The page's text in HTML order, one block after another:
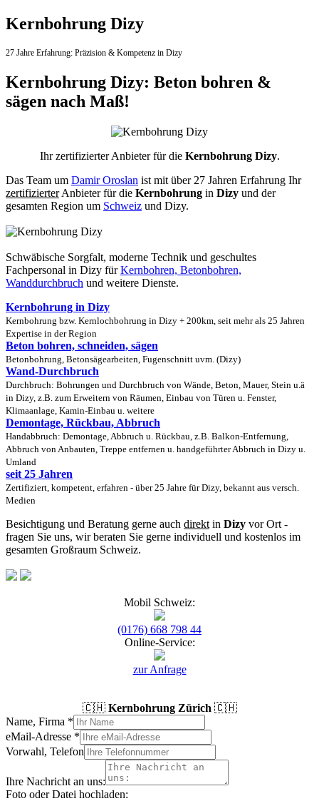
Kernbohrung Dizy
27 Jahre Erfahrung: Präzision & Kompetenz in Dizy
Kernbohrung Dizy: Beton bohren &
sägen nach Maß!
Ihr zertifizierter Anbieter für die Kernbohrung Dizy.
Das Team um Damir Oroslan ist mit über 27 Jahren Erfahrung Ihr
zertifizierterAnbieter für die Kernbohrung in Dizy und der
gesamten Region um Schweiz und Dizy.
Schwäbische Sorgfalt, moderne Technik und geschultes
Fachpersonal in Dizy fürKernbohren, Betonbohren,
Wanddurchbruch und weitere Dienste.
Kernbohrung in Dizy
Kernbohrung bzw. Kernlochbohrung in Dizy + 200km, seit mehr als 25 Jahren
Expertise in der Region
Beton bohren, schneiden, sägen
Betonbohrung, Betonsägearbeiten, Fugenschnitt uvm. (Dizy)
Wand-Durchbruch
Durchbruch: Bohrungen und Durchbruch von Wände, Beton, Mauer, Stein u.ä
in Dizy, z.B. zum Erweitern von Räumen, Einbau von Türen u. Fenster,
Klimaanlage, Kamin-Einbau u. weitere
Demontage, Rückbau, Abbruch
Handabbruch: Demontage, Abbruch u. Rückbau, z.B. Balkon-Entfernung,
Abbruch von Anbauten, Treppe entfernen u. handgeführter Abbruch in Dizy u.
Umland
seit 25 Jahren
Zertifiziert, kompetent, erfahren - über 25 Jahre für Dizy, bekannt aus versch.
Medien
Besichtigung und Beratung gerne auch direkt in Dizy vor Ort -
fragen Sie uns, wir beraten Sie gerne individuell und kostenlos im
gesamten Großraum Schweiz.
Mobil Schweiz:
(0176) 668 798 44
Online-Service:
zur Anfrage
🇨🇭 Kernbohrung Zürich 🇨🇭
Name, Firma *
eMail-Adresse *
Vorwahl, Telefon
Ihre Nachricht an uns:
Foto oder Datei hochladen: